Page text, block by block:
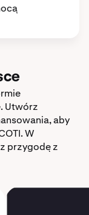
Utwórz
aby
W
przygodę z